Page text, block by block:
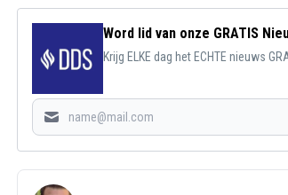
Word lid van onze GRATIS
Krijg ELKE dag het ECHTE nieuws